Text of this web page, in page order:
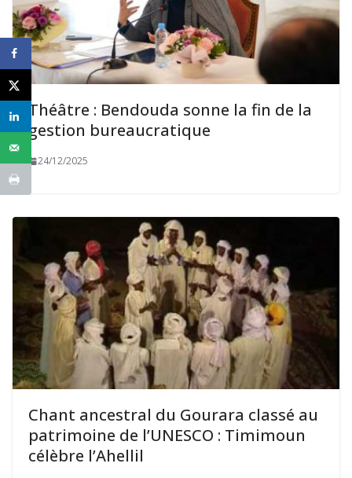
Théâtre : Bendouda sonne la fin de la
gestion bureaucratique
24/12/2025
Chant ancestral du Gourara classé au
patrimoine de l’UNESCO : Timimoun
célèbre l’Ahellil